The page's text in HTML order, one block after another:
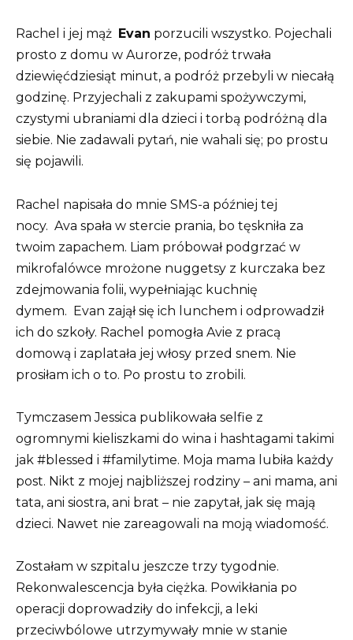
Rachel i jej mąż Evan porzucili wszystko. Pojechali
prosto z domu w Aurorze, podróż trwała
dziewięćdziesiąt minut, a podróż przebyli w niecałą
godzinę. Przyjechali z zakupami spożywczymi,
czystymi ubraniami dla dzieci i torbą podróżną dla
siebie. Nie zadawali pytań, nie wahali się; po prostu
się pojawili.
Rachel napisała do mnie SMS-a później tej
nocy. Ava spała w stercie prania, bo tęskniła za
twoim zapachem. Liam próbował podgrzać w
mikrofalówce mrożone nuggetsy z kurczaka bez
zdejmowania folii, wypełniając kuchnię
dymem. Evan zajął się ich lunchem i odprowadził
ich do szkoły. Rachel pomogła Avie z pracą
domową i zaplatała jej włosy przed snem. Nie
prosiłam ich o to. Po prostu to zrobili.
Tymczasem Jessica publikowała selfie z
ogromnymi kieliszkami do wina i hashtagami takimi
jak #blessed i #familytime. Moja mama lubiła każdy
post. Nikt z mojej najbliższej rodziny – ani mama, ani
tata, ani siostra, ani brat – nie zapytał, jak się mają
dzieci. Nawet nie zareagowali na moją wiadomość.
Zostałam w szpitalu jeszcze trzy tygodnie.
Rekonwalescencja była ciężka. Powikłania po
operacji doprowadziły do ​​infekcji, a leki
przeciwbólowe utrzymywały mnie w stanie